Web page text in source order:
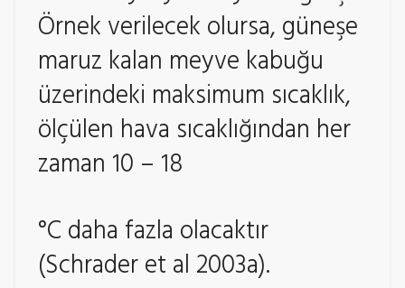
Örnek verilecek olursa, güneşe
maruz kalan meyve kabuğu
üzerindeki maksimum sıcaklık,
ölçülen hava sıcaklığından her
zaman 10 – 18
°C daha fazla olacaktır
(Schrader et al 2003a).